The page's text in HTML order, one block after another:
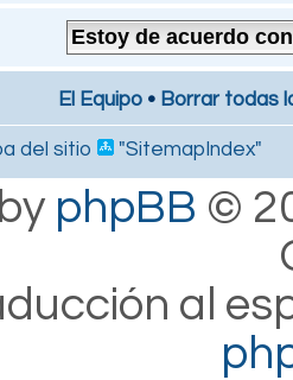
El Equipo • Borrar todas
del sitio "SitemapIndex"
phpBB ©
al